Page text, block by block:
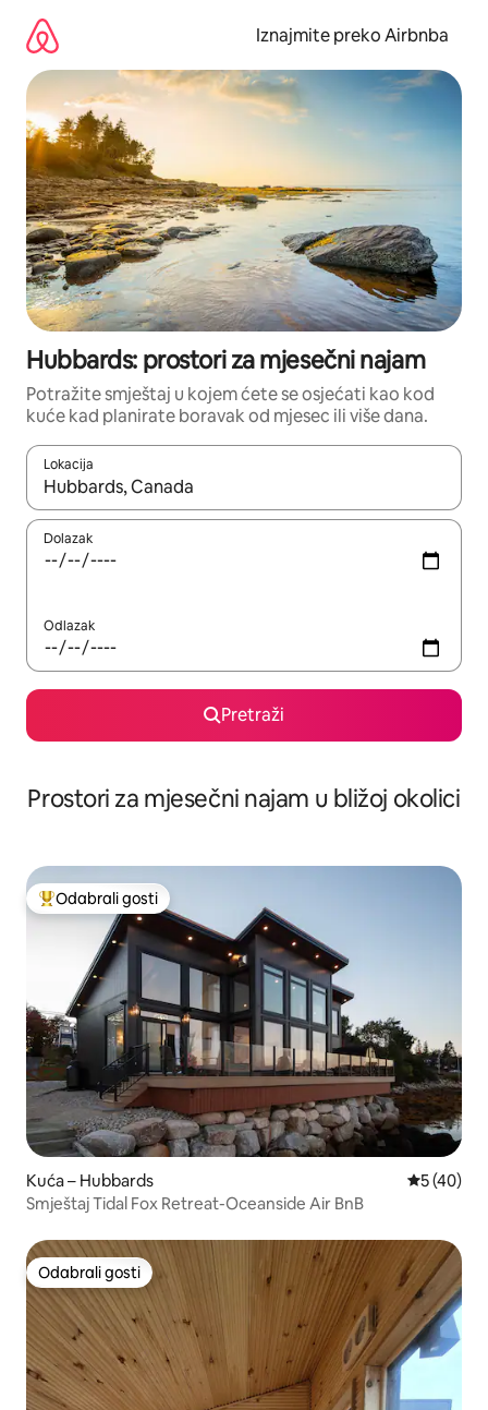
sadržaj
Iznajmite preko Airbnba
Hubbards: prostori za mjesečni najam
Potražite smještaj u kojem ćete se osjećati kao kod
kuće kad planirate boravak od mjesec ili više dana.
Lokacija
Kada budu dostupni rezultati, moći ćete ih pregledati
Dolazak
Odlazak
Pretraži
Prostori za mjesečni najam u bližoj okolici
Među najviše rangiranima s oznakom „Odabrali gosti”
Odabrali gosti
Kuća – Hubbards Prosječna
5 (40)
Smještaj Tidal Fox Retreat-Oceanside Air BnB
Odabrali gosti
Odabrali gosti